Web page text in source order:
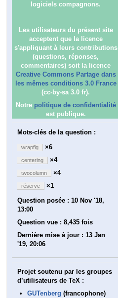
logiciels compagnons.
Les utilisateurs du présent site
acceptent que la licence
s'appliquant à leurs contributions
(questions, réponses,
commentaires) soit la licence
Creative Commons Partage dans
les mêmes conditions 3.0 France
(cc-by-sa 3.0 fr).
Notre politique de confidentialité
est publique.
Mots-clés de la question :
wrapfig ×6
centering ×4
twocolumn ×4
réserve
×1
Question posée : 10 Nov '18,
13:00
Question vue : 8,435 fois
Dernière mise à jour : 13 Jan
'19, 20:06
Projet soutenu par les groupes
d’utilisateurs de TeX :
GUTenberg (francophone)